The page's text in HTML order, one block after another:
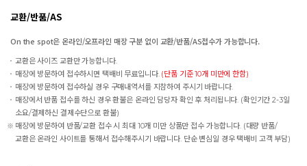
교환/반품/AS
On the spot은 온라인/오프라인 매장 구분 없이 교환/반품/AS접수가 가능합니다.
교환은 사이즈 교환만 가능합니다.
매장에 방문하여 접수하시면 택배비 무료입니다. (단품 기준 10개 미만에 한함)
매장에 방문하여 접수하실 경우 구매내역서를 지참하여 주시기 바랍니다.
매장에서 반품 접수를 하신 경우 환불은 온라인 담당자 확인 후 처리됩니다. (확인기간 2-3일
소요/결제하신 결제수단으로 환불)
매장에 방문하여 반품/교환 접수 시 최대 10개 미만 상품만 접수 가능합니다. (대량 반품/
교환은 온라인 사이트를 통해서 접수해주시기 바랍니다. 단순 변심일 경우 택배비 고객 부담)